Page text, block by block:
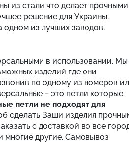
из стали что делает
решение для Украины.
одном из лучших заводов.
в использовании. Мы
изделий где они
по одному из номеров
– это петли которые
петли не подходят для
сделать Ваши изделия
с доставкой во все
многие другие. Самовывоз